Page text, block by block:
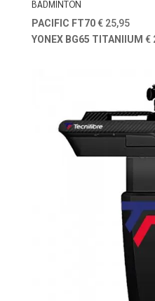
BADMINTON
PACIFIC FT70€ 25,95
YONEX BG65 TITANIIUM €